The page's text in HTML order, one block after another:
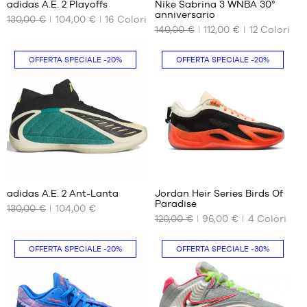
43
1/3
44
2/3
1/3
46
2/3
47
48
2/3
50
39
1/3
40
I
DISPONIBILI
2/3
41
1/3
42
42
1/3
44
2/3
45
46
adidas A.E. 2 Playoffs
130,00 €
104,00 € 16 Colori
I
NOSTRI
DISPONIBILI
38
38.5
39
41
42
42.5
43
44
45
45.5
Nike Sabrina 3 WNBA 30°
anniversario
140,00 €
112,00 € 12Colori
OFFERTA SPECIALE-20%
I
DISPONIBILI
40
2/3
adidas A.E. 2 Ant-Lanta
130,00 €
104,00 €
OFFERTA SPECIALE -20%
I
NOSTRI
DISPONIBILI
37.5
38
Jordan Heir Series Birds Of
Paradise
120,00 €
96,00 € 4Colori
OFFERTA SPECIALE-20% OFFERTA SPECIALE -30%